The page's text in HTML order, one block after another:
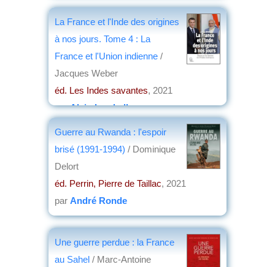
La France et l'Inde des origines
à nos jours. Tome 4 : La
France et l'Union indienne /
Jacques Weber
éd. Les Indes savantes, 2021
parAlain Lamballe
Guerre au Rwanda : l'espoir
brisé (1991-1994) / Dominique
Delort
éd. Perrin, Pierre de Taillac, 2021
par André Ronde
Une guerre perdue : la France
au Sahel / Marc-Antoine